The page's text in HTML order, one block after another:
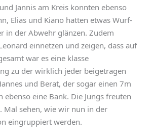
Jannis am Kreis konnten ebenso
Elias und Kiano hatten etwas Wurf-
in der Abwehr glänzen. Zudem
einnetzen und zeigen, dass auf
war es eine klasse
zu der wirklich jeder beigetragen
und Berat, der sogar einen 7m
ebenso eine Bank. Die Jungs freuten
Mal sehen, wie wir nun in der
eingruppiert werden.